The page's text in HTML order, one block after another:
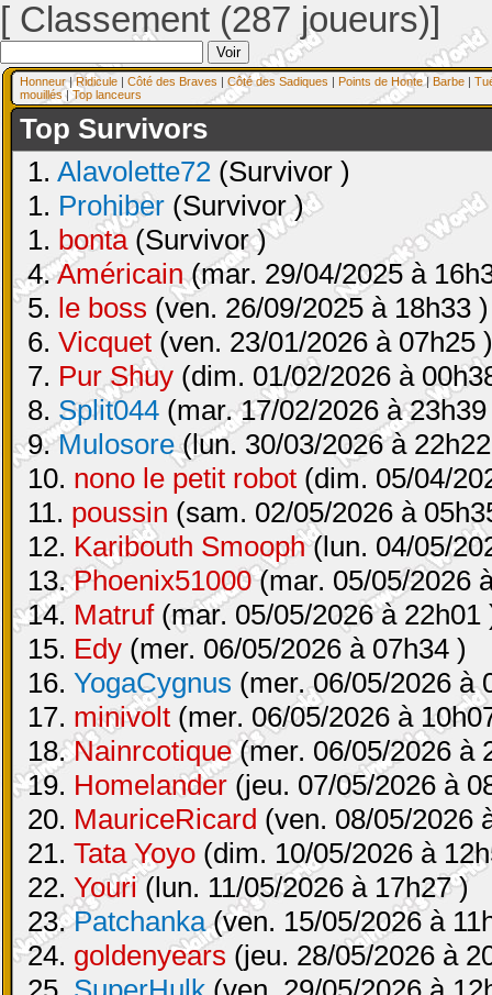
[ Classement (287 joueurs)]
Honneur|Ridicule | Côté des Braves | Côté des Sadiques | Points de Honte| Barbe |
mouillés| Top lanceurs
Top Survivors
1. Alavolette72 (Survivor )
1. Prohiber (Survivor )
1. bonta(Survivor )
4.Américain(mar. 29/04/2025 à
5. le boss (ven. 26/09/2025 à 18h33 )
6. Vicquet (ven. 23/01/2026 à 07h25 )
7. Pur Shuy (dim. 01/02/2026 à
8. Split044 (mar. 17/02/2026 à
9.Mulosore(lun. 30/03/2026 à
10. nono le petit robot (dim. 05/04/
11. poussin (sam. 02/05/2026 à
12. Karibouth Smooph(lun. 04/05/
13.Phoenix51000(mar. 05/05/2026
14. Matruf(mar. 05/05/2026 à 22h01
15. Edy (mer. 06/05/2026 à 07h34 )
16. YogaCygnus (mer. 06/05/2026 à
17. minivolt (mer. 06/05/2026 à
18.Nainrcotique(mer. 06/05/2026 à
19. Homelander (jeu. 07/05/2026 à
20. MauriceRicard (ven. 08/05/2026
21. Tata Yoyo (dim. 10/05/2026 à
22. Youri(lun. 11/05/2026 à 17h27 )
23.Patchanka(ven. 15/05/2026 à
24. goldenyears (jeu. 28/05/2026 à